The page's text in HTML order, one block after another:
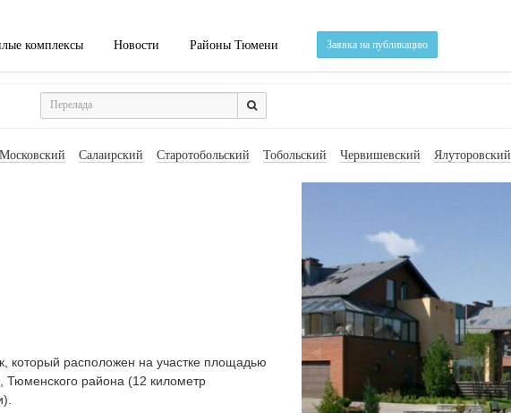
комплексы Новости Районы Тюмени Заявка на публикацию
Московский Салаирский Старотобольский Тобольский Червишевский Ялуторовский
который расположен на участке площадью
, Тюменского района (12 километр